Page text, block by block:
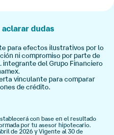
aclarar dudas
para efectos ilustrativos por lo
ni compromiso por parte de
integrante del Grupo Financiero
vinculante para comparar
de crédito.
con base en el resultado
por tu asesor hipotecario.
de 2026 y Vigente al 30 de